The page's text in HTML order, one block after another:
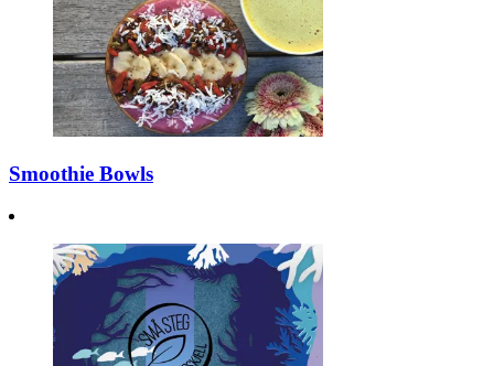
Smoothie Bowls